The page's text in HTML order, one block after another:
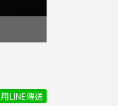
用LINE傳送